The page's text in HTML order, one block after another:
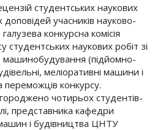
студентських наукових
доповідей учасників науково-
конкурсна комісія
студентських наукових робіт зі
машинобудування (підйомно-
меліоративні машини і
конкурсу.
чотирьох студентів-
представника кафедри
і будівництва ЦНТУ